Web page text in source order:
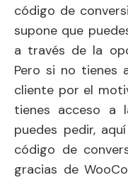
código de
supone que
a través de la
Pero si no tienes
cliente por el
tienes acceso a
puedes pedir,
código de
gracias de